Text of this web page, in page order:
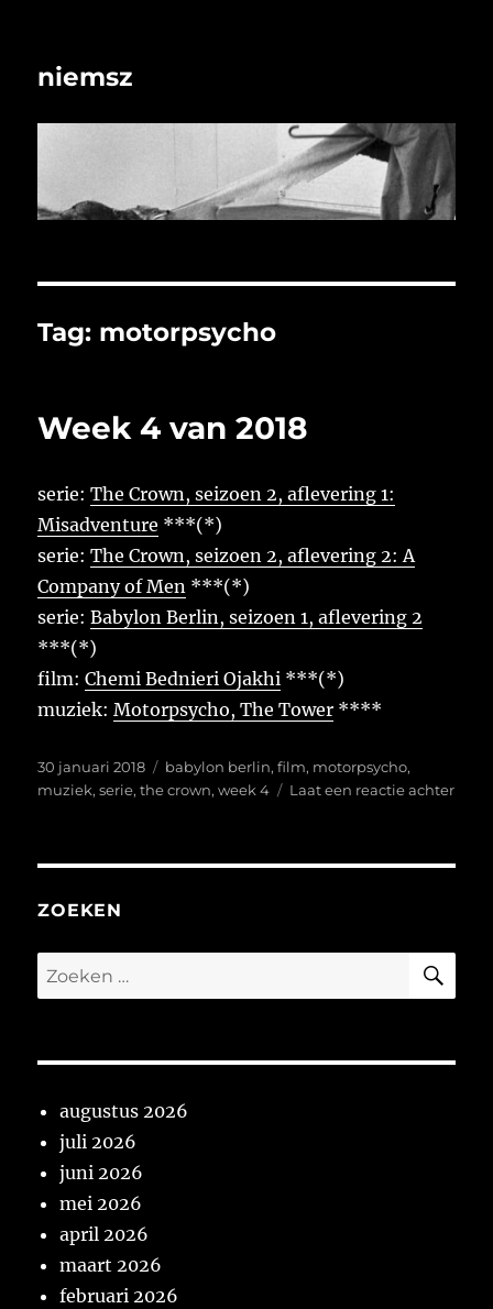
niemsz
Tag: motorpsycho
Week 4 van 2018
serie:The Crown, seizoen 2, aflevering 1:
Misadventure ***(*)
serie:The Crown, seizoen 2, aflevering 2: A
Company of Men ***(*)
serie:Babylon Berlin, seizoen 1, aflevering 2
***(*)
film:Chemi Bednieri Ojakhi ***(*)
muziek:Motorpsycho, The Tower ****
Geplaatst
op
30 januari 2018 Tags
babylon berlin,film, motorpsycho,
muziek,serie,the crown,week 4 Laat een reactie achterop
ZOEKEN
Zoeken
naar:
augustus 2026
juli 2026
juni 2026
mei 2026
april 2026
maart 2026
februari 2026